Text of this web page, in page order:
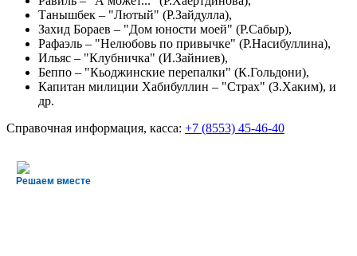
Танышбек – "Лютый" (Р.Зайдулла),
Захид Бораев – "Дом юности моей" (Р.Сабыр),
Рафаэль – "Нелюбовь по привычке" (Р.Насибуллина),
Ильяс – "Клубничка" (И.Зайниев),
Беппо – "Кьоджинские перепалки" (К.Гольдони),
Капитан милиции Хабибуллин – "Страх" (З.Хаким), и
др.
Справочная информация, касса: +7 (8553) 45-46-40
Решаем вместе